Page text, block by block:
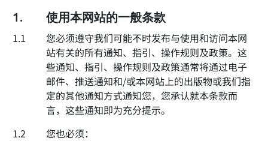
1. 使用本网站的一般条款
1.1
您必须遵守我们可能不时发布与使用和访问本网
站有关的所有通知、指引、操作规则及政策。这
些通知、指引、操作规则及政策通常将通过电子
邮件、推送通知和/或本网站上的出版物或我们指
定的其他通知方式通知您，您承认就本条款而
言，这些通知即为充分提示。
1.2
您也必须：